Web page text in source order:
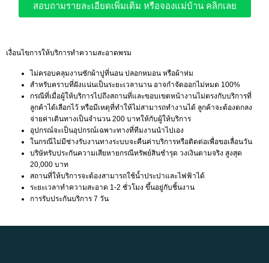
สอบถามรายละเอียดเพิ่มเติม หรือจองแม่บ้าน คลิกเลย
เงื่อนไขการให้บริการทำความสะอาดพรม
ไม่ครอบคลุมงานซักผ้าปูที่นอน ปลอกหมอน หรือผ้าห่ม
สำหรับคราบที่ฝังแน่นเป็นระยะเวลานาน อาจกำจัดออกไม่หมด 100%
กรณีที่เมื่อผู้ให้บริการไปถึงสถานที่และขอบเขตหน้างานไม่ตรงกับบริการที่
ลูกค้าได้เลือกไว้ หรือมีเหตุที่ทำให้ไม่สามารถทำงานได้ ลูกค้าจะต้องตกลง
จ่ายค่าเดินทางเป็นจำนวน 200 บาทให้กับผู้ให้บริการ
อุปกรณ์จะเป็นอุปกรณ์เฉพาะทางที่ทีมงานนำไปเอง
ในกรณีไม่มีช่างรับงานทางระบบจะคืนค่าบริการหรือติดต่อเพื่อขอเลื่อนวัน
บริษัทรับประกันความเสียหายกรณีทรัพย์สินชำรุด วงเงินตามจริง สูงสุด
20,000 บาท
สถานที่ให้บริการจะต้องสามารถใช้น้ำประปาและไฟฟ้าได้
ระยะเวลาทำความสะอาด 1-2 ชั่วโมง ขึ้นอยู่กับชิ้นงาน
การรับประกันบริการ 7 วัน